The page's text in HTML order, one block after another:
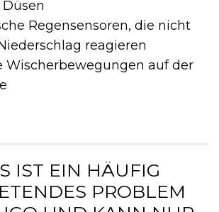
Regensensoren, die nicht
reagieren
Wischerbewegungen auf der
IST EIN HÄUFIG
PROBLEM